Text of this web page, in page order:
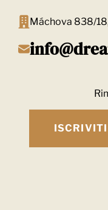
Máchova 838/